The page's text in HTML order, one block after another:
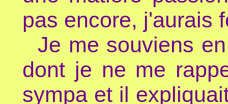
pas encore, j'aurais
Je me souviens
dont je ne me
sympa et il